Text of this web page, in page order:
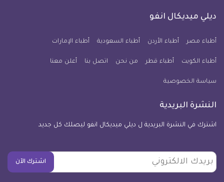
فيسبوكتويتر
يوتيوب
معلومة
للآيفون
ديلي ميديكال انفو
أطباء مصر أطباء الأردن أطباء السعودية أطباء الإمارات
أطباء الكويت أطباء قطر من نحن اتصل بنا أعلن معنا
سياسة الخصوصية
النشرة البريدية
اشترك في النشرة البريدية ل ديلي ميديكال انفو ليصلك كل جديد
بريدك
الالكتروني
اشترك الآن